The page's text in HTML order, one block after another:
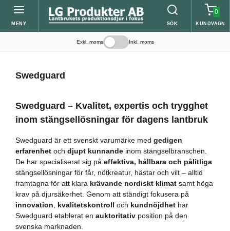
MENY SÖK
0
KUNDVAGN
Exkl. moms Inkl. moms
Swedguard
Swedguard – Kvalitet, expertis och trygghet
inom stängsellösningar för dagens lantbruk
Swedguard är ett svenskt varumärke med gedigen
erfarenhet och djupt kunnande inom stängselbranschen.
De har specialiserat sig på effektiva, hållbara och pålitliga
stängsellösningar för får, nötkreatur, hästar och vilt – alltid
framtagna för att klara krävande nordiskt klimat samt höga
krav på djursäkerhet. Genom att ständigt fokusera på
innovation
kvalitetskontroll och kundnöjdhet har
Swedguard etablerat en auktoritativ position på den
svenska marknaden.